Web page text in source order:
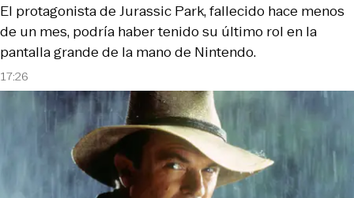
17:26
El protagonista de Jurassic Park, fallecido hace menos
de un mes, podría haber tenido su último rol en la
pantalla grande de la mano de Nintendo.